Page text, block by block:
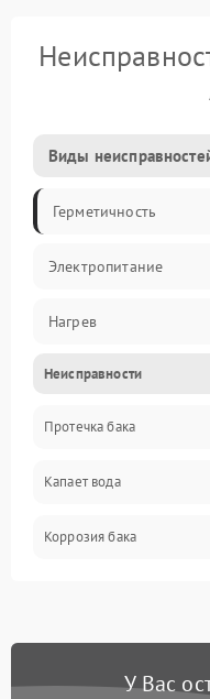
Виды
Герметичность
Электропитание
Нагрев
Датчики
Механика
Неисправности
Протечка бака
Капает вода
Коррозия бака
У Вас